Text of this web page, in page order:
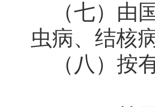
（七）由
虫病、结核
（八）按